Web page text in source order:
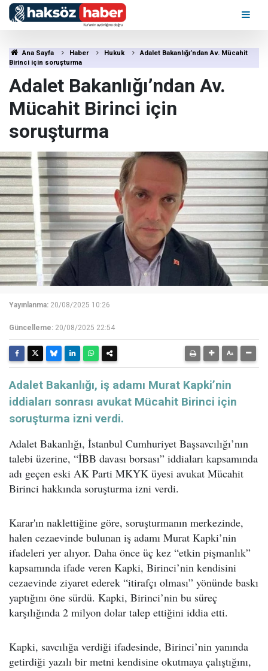
Ana Sayfa Haber Hukuk
Adalet Bakanlığı’ndan Av. Mücahit
Birinci için soruşturma
Adalet Bakanlığı’ndan Av.
Mücahit Birinci için
soruşturma
Yayınlanma: 20/08/2025 10:26
Güncelleme: 20/08/2025 22:54
Adalet Bakanlığı, iş adamı Murat Kapki’nin
iddiaları sonrası avukat Mücahit Birinci için
soruşturma izni verdi.
Adalet Bakanlığı, İstanbul Cumhuriyet Başsavcılığı’nın
talebi üzerine, “İBB davası borsası” iddiaları kapsamında
adı geçen eski AK Parti MKYK üyesi avukat Mücahit
Birinci hakkında soruşturma izni verdi.
Karar'ın naklettiğine göre, soruşturmanın merkezinde,
halen cezaevinde bulunan iş adamı Murat Kapki’nin
ifadeleri yer alıyor. Daha önce üç kez “etkin pişmanlık”
kapsamında ifade veren Kapki, Birinci’nin kendisini
cezaevinde ziyaret ederek “itirafçı olması” yönünde baskı
yaptığını öne sürdü. Kapki, Birinci’nin bu süreç
karşılığında 2 milyon dolar talep ettiğini iddia etti.
Kapki, savcılığa verdiği ifadesinde, Birinci’nin yanında
getirdiği yazılı bir metni kendisine okutmaya çalıştığını,